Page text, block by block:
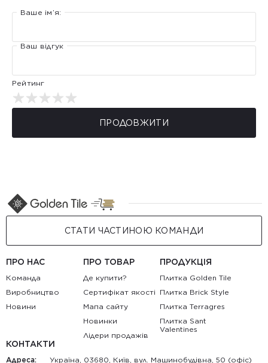
Ваше ім’я:
Ваш відгук
Рейтинг
ПРОДОВЖИТИ
СТАТИ ЧАСТИНОЮ КОМАНДИ
ПРО НАС
Команда
Виробництво
Новини
ПРО ТОВАР
Де купити?
Сертифікат якості
Мапа сайту
Новинки
Лідери продажів
ПРОДУКЦІЯ
Плитка Golden Tile
Плитка Brick Style
Плитка Terragres
Плитка Sant
Valentines
КОНТАКТИ
Адреса: Україна, 03680, Київ, вул. Машинобудівна, 50 (офіс)